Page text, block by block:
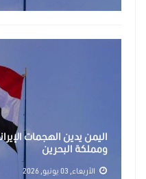
اليمن يدين الهجمات
ومملكة البحرين
الأربعاء, 03 يونيو, 2026